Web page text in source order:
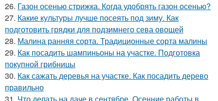
26. Газон осенью стрижка. Когда удобрять газон осенью?
27. Какие культуры лучше посеять под зиму. Как
подготовить грядки для подзимнего сева овощей
28. Малина ранняя сорта. Традиционные сорта малины
29. Как посадить шампиньоны на участке. Подготовка
покупной грибницы
30. Как сажать деревья на участке. Как посадить дерево
правильно
31. Что делать на даче в сентябре. Осенние работы в